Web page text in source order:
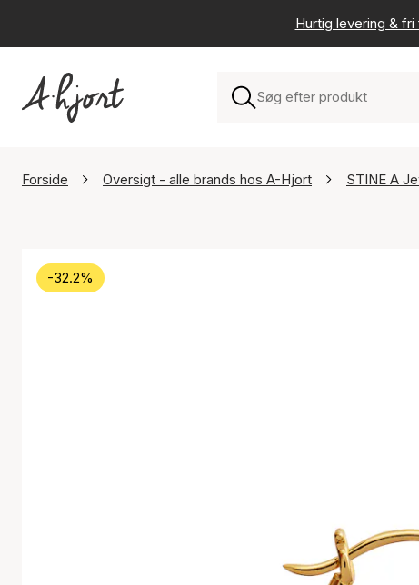
Hurtig levering &
Forside Oversigt - alle brands hos A-Hjort STINE A
-32.2%